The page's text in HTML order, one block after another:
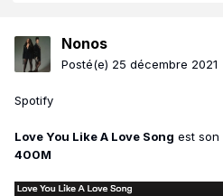
Nonos
Posté(e) 25 décembre 2021
Spotify
Love You Like A Love Song est son
400M